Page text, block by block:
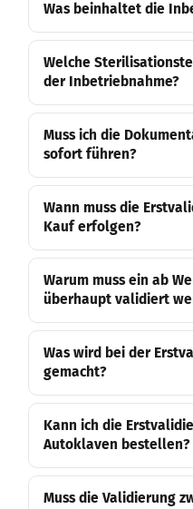
Was beinhaltet die
Welche
der Inbetriebnahme?
Muss ich die
sofort führen?
Wann muss die
Kauf erfolgen?
Warum muss ein ab
überhaupt validiert
Was wird bei der
gemacht?
Kann ich die
Autoklaven bestellen?
Muss die Validierung